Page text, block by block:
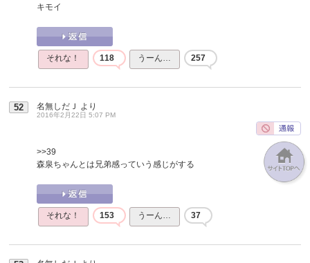
キモイ
それな！ 118 うーん… 257
52 名無しだＪ より
2016年2月22日 5:07 PM
>>39
森泉ちゃんとは兄弟感っていう感じがする
それな！ 153 うーん… 37